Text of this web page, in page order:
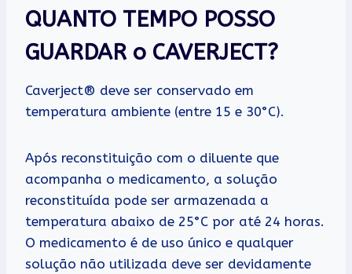
QUANTO TEMPO POSSO
GUARDAR o CAVERJECT?
Caverject® deve ser conservado em
temperatura ambiente (entre 15 e 30°C).
Após reconstituição com o diluente que
acompanha o medicamento, a solução
reconstituída pode ser armazenada a
temperatura abaixo de 25°C por até 24 horas.
O medicamento é de uso único e qualquer
solução não utilizada deve ser devidamente